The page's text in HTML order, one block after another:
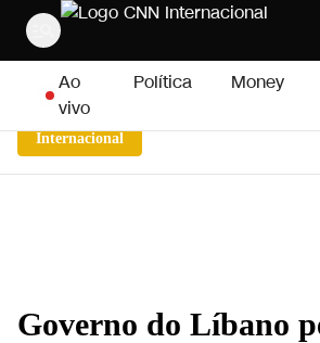
Pular para o conteúdo
Ao
vivo
Política Money
Internacional
Governo do Líbano